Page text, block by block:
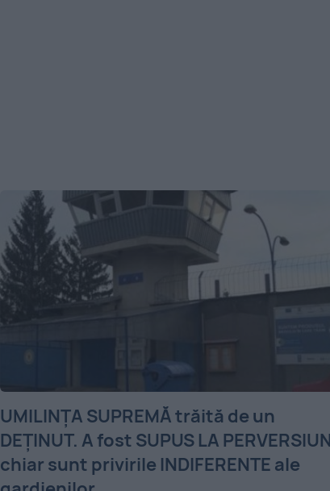
UMILINŢA SUPREMĂ trăită de un
DEŢINUT. A fost SUPUS LA
chiar sunt privirile INDIFERENTE ale